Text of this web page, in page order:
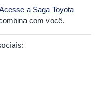
a Saga Toyota
com você.